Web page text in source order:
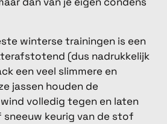
winterse trainingen is een
(dus nadrukkelijk
een veel slimmere en
jassen houden de
volledig tegen en laten
keurig van de stof